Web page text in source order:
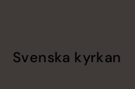
Svenska kyrkan